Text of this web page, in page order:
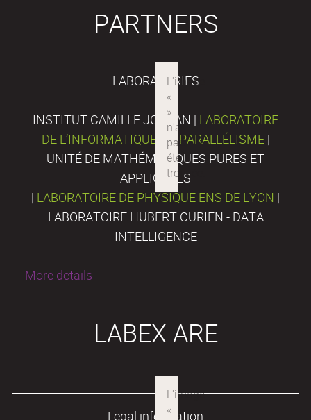
PARTNERS
LABORATORIES
INSTITUT CAMILLE JORDAN | LABORATOIRE
DE L’INFORMATIQUE DU PARALLÉLISME |
UNITÉ DE MATHÉMATIQUES PURES ET
APPLIQUÉES
| LABORATOIRE DE PHYSIQUE ENS DE LYON |
LABORATOIRE HUBERT CURIEN - DATA
INTELLIGENCE
More details
LABEX ARE
Legal information